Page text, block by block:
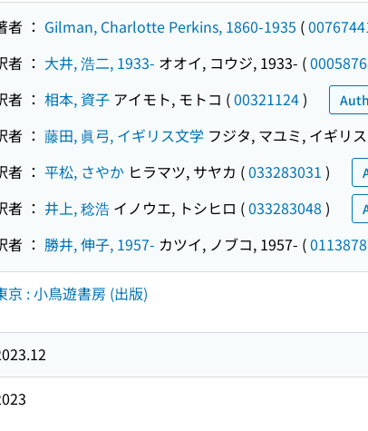
者 ： Gilman, Charlotte Perkins, 1860-1935 (
者 ： 大井, 浩二, 1933- オオイ, コウジ, 1933- (
者 ： 相本, 資子 アイモト, モトコ (00321124)
者 ： 藤田, 眞弓, イギリス文学 フジタ, マユミ, イギリ
者 ： 平松, さやか ヒラマツ, サヤカ (033283031 )
者 ： 井上, 稔浩 イノウエ, トシヒロ (033283048 )
者 ： 勝井, 伸子, 1957- カツイ, ノブコ, 1957- (
京 : 小鳥遊書房 (出版)